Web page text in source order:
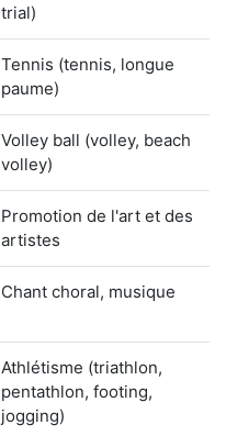
trial)
Tennis (tennis, longue
paume)
Volley ball (volley, beach
volley)
Promotion de l'art et des
artistes
Chant choral, musique
Athlétisme (triathlon,
pentathlon, footing,
jogging)